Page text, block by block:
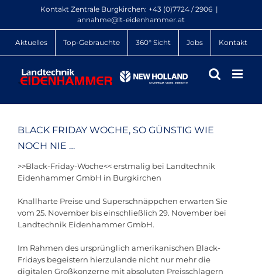
springen
Kontakt Zentrale Burgkirchen: +43 (0)7724 / 2906 |
annahme@lt-eidenhammer.at
Aktuelles Top-Gebrauchte 360° Sicht Jobs Kontakt
BLACK FRIDAY WOCHE, SO GÜNSTIG WIE
NOCH NIE …
>>Black-Friday-Woche<< erstmalig bei Landtechnik
Eidenhammer GmbH in Burgkirchen
Knallharte Preise und Superschnäppchen erwarten Sie
vom 25. November bis einschließlich 29. November bei
Landtechnik Eidenhammer GmbH.
Im Rahmen des ursprünglich amerikanischen Black-
Fridays begeistern hierzulande nicht nur mehr die
digitalen Großkonzerne mit absoluten Preisschlagern